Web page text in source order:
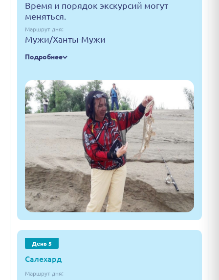
Время и порядок экскурсий могут
меняться.
Маршрут дня:
Мужи/Ханты-Мужи
Подробнее
День 5
Салехард
Маршрут дня: